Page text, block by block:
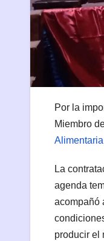
Por la
Miembro
La
agenda
acompañó
producir el